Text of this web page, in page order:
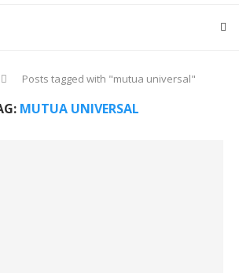
Posts tagged with "mutua universal"
MUTUA UNIVERSAL